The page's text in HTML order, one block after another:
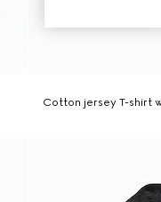
Cotton jersey T-shirt